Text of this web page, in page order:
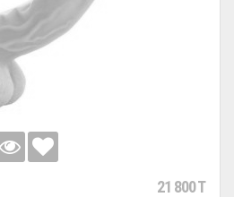
21 800 T